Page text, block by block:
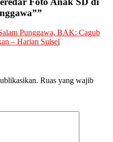
”
Punggawa, BAK: Cagub
– Harian Sulsel
Ruas yang wajib